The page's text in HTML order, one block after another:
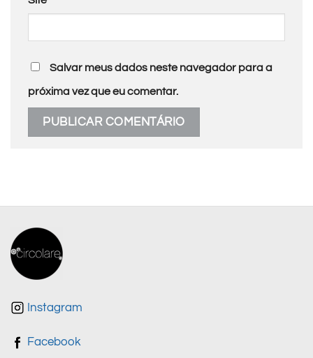
Salvar meus dados neste navegador para a
próxima vez que eu comentar.
Instagram
Facebook